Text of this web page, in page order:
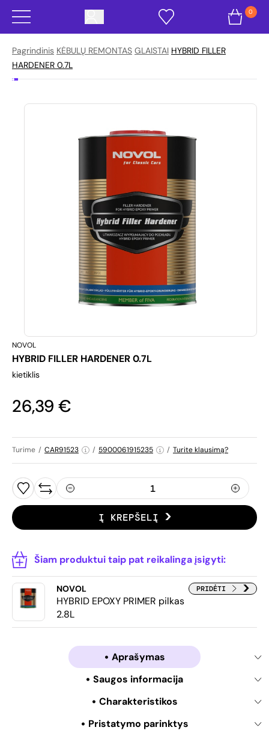
0
Pagrindinis KĖBULŲ REMONTAS GLAISTAI HYBRID FILLER
HARDENER 0.7L
NOVOL
HYBRID FILLER HARDENER 0.7L
kietiklis
26,39 €
Turime / CAR91523 / 5900061915235 / Turite klausimą?
Į KREPŠELĮ
Šiam produktui taip pat reikalinga įsigyti:
NOVOL
HYBRID EPOXY PRIMER pilkas
2.8L
PRIDĖTI
Aprašymas
Saugos informacija
Charakteristikos
Pristatymo parinktys